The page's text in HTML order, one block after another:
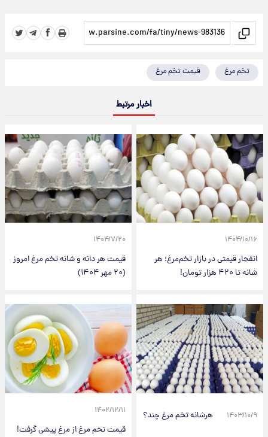
تخم مرغ قیمت تخم مرغ
اخبار مرتبط
۱۴۰۴/۱۰/۱۶
انفجار قیمتی در بازار تخم‌مرغ؛ هر
شانه تا ۴۲۰ هزار تومان!
۱۴۰۴/۷/۲۰
قیمت هر دانه و شانه تخم مرغ امروز
(۲۰ مهر ۱۴۰۴)
۱۴۰۳/۱۰/۹ هرشانه تخم مرغ چند؟ ۱۴۰۲/۱۲/۱۱
قیمت تخم مرغ از مرغ پیشی گرفت!